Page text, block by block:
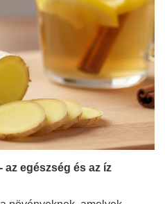
egészség és az íz